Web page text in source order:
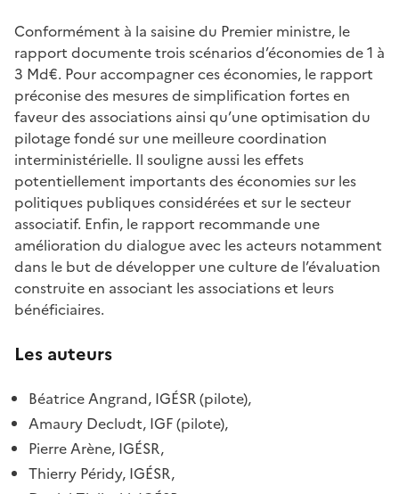
Conformément à la saisine du Premier ministre, le
rapport documente trois scénarios d’économies de 1 à
3 Md€. Pour accompagnerces économies, le rapport
préconise des mesures de simplification fortes en
faveur des associations ainsi qu’une optimisation du
pilotage fondé sur une meilleure coordination
interministérielle. Il souligne aussi les effets
potentiellement importants des économies sur les
politiques publiques considérées et sur le secteur
associatif. Enfin, le rapport recommande une
amélioration du dialogue avec les acteurs notamment
dans le but de développer une culture de l’évaluation
construiteen associant les associations et leurs
bénéficiaires.
Les auteurs
Béatrice Angrand, IGÉSR (pilote),
Amaury Decludt, IGF (pilote),
Pierre Arène, IGÉSR,
Thierry Péridy, IGÉSR,